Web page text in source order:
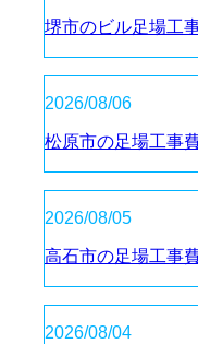
堺市のビル足場工
2026/08/06
松原市の足場工事
2026/08/05
高石市の足場工事
2026/08/04